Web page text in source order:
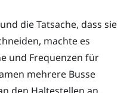
die Tatsache, dass sie
machte es
und Frequenzen für
mehrere Busse